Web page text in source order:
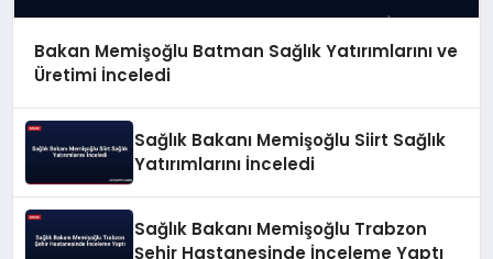
Bakan Memişoğlu Batman Sağlık Yatırımlarını ve
Üretimi İnceledi
Sağlık Bakanı Memişoğlu Siirt Sağlık
Yatırımlarını İnceledi
Sağlık Bakanı Memişoğlu Trabzon
Şehir Hastanesinde İnceleme Yaptı